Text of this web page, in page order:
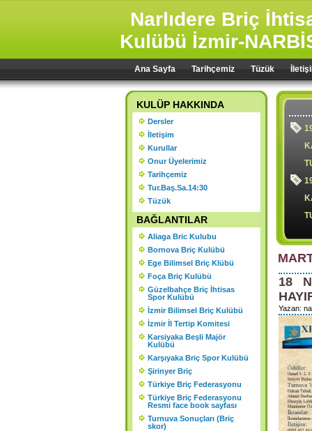
Narlıdere Briç
Kulübü İzmir-
Ana Sayfa Tarihçemiz Tüzük
18
Yazan:
KULÜP HAKKINDA
Dersler
İletişim
Kurullar
Onur Üyelerimiz
Tarihçemiz
Tur.Baş.Sa.14:30
Tüzük
BAĞLANTILAR
Aliaga Bric Kulubu
Bornova Briç Kulübü
Ege Bilimsel Briç Klübü
Foça Briç Kulübü
Güzelbahçe Briç İhtisas
Spor Kulübü
İzmir Bilimsel Briç Kulübü
İzmir İl Tertip Komitesi
Karsiyaka Beşli Majör
Kulübü
Karşıyaka Briç Spor Kulübü
Şirinyer Briç
Türkiye Briç Federasyonu
Türkiye Briç Federasyonu
Resmi face book sayfası
Turnuva Sonuçları (Briç
skor)